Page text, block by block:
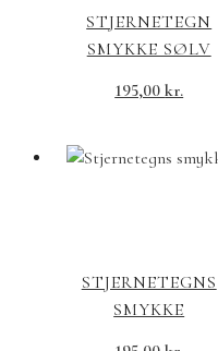
STJERNETEGN
SMYKKE SØLV
195,00kr.
STJERNETEGNS
SMYKKE